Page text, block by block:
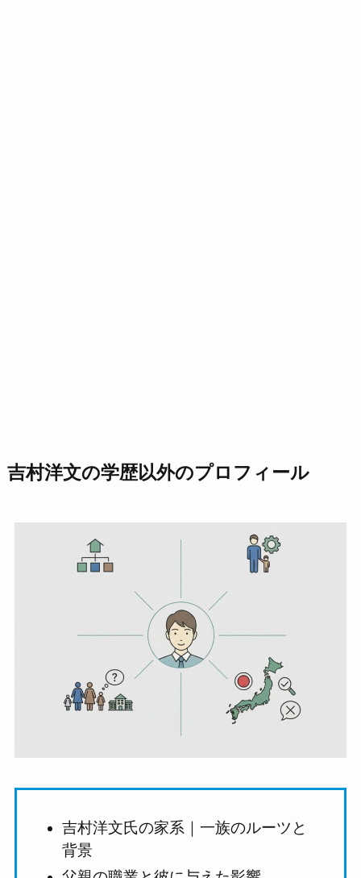
吉村洋文の学歴以外のプロフィール
吉村洋文氏の家系｜一族のルーツと
背景